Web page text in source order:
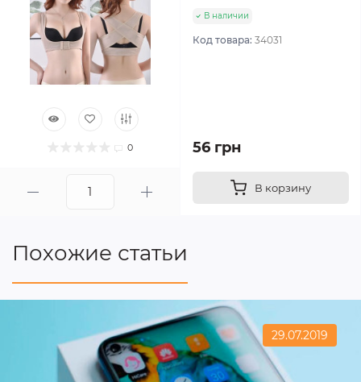
0
В наличии
Код товара: 34031
56 грн
В корзину
Похожие статьи
29.07.2019